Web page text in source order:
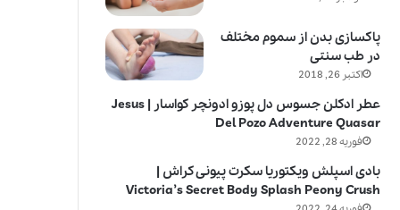
پاکسازی بدن از سموم مختلف
در طب سنتی
اکتبر 26, 2018
عطر ادکلن جسوس دل پوزو ادونچر کواسار | Jesus
Del Pozo Adventure Quasar
فوریه 28, 2022
بادی اسپلش ویکتوریا سکرت پیونی کراش |
Victoria’s Secret Body Splash Peony Crush